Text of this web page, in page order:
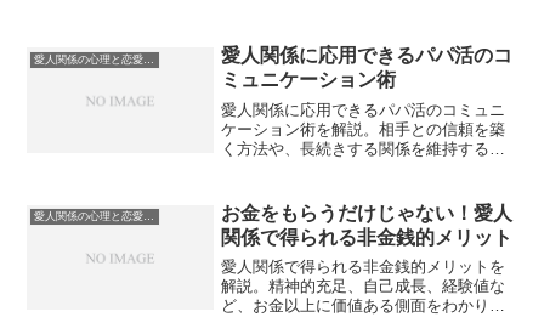
愛人関係に応用できるパパ活のコ
ミュニケーション術
愛人関係に応用できるパパ活のコミュニ
ケーション術を解説。相手との信頼を築
く方法や、長続きする関係を維持するた
お金をもらうだけじゃない！愛人
関係で得られる非金銭的メリット
愛人関係で得られる非金銭的メリットを
解説。精神的充足、自己成長、経験値な
ど、お金以上に価値ある側面をわかりや